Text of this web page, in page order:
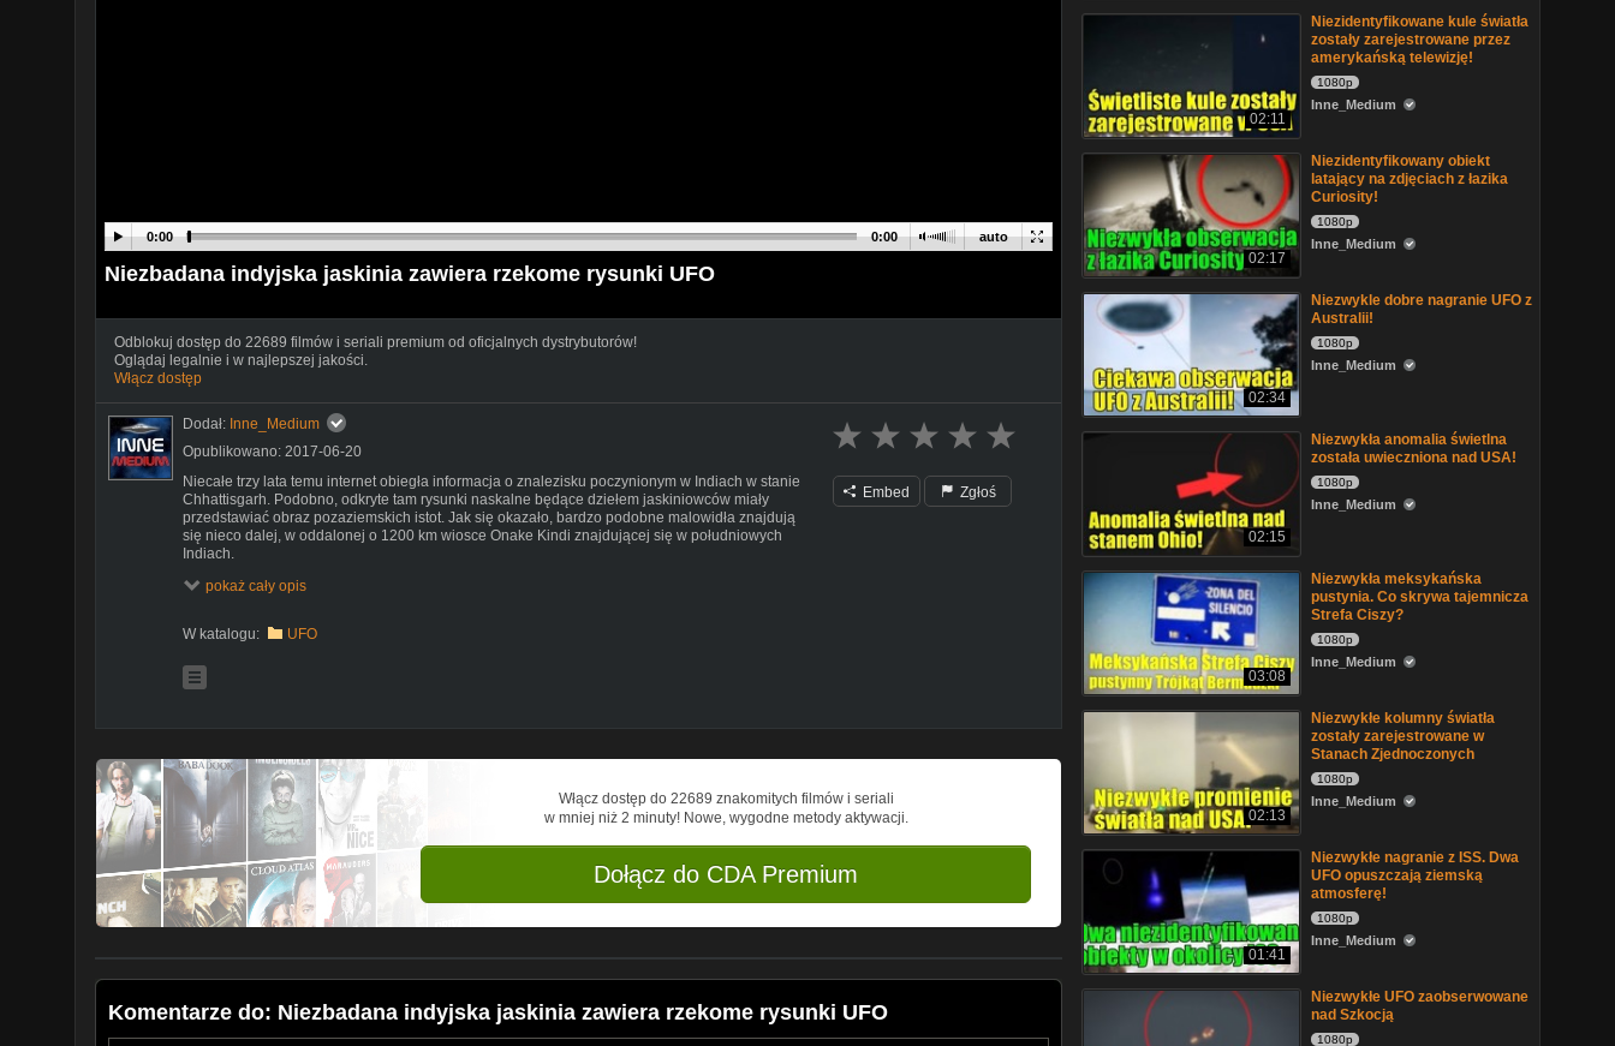
auto
0:00 0:00
Niezbadana indyjska jaskinia zawiera rzekome rysunki UFO
Odblokuj dostęp do 22689 filmów i seriali premium od oficjalnych dystrybutorów!
Oglądaj legalnie i w najlepszej jakości.
Włącz dostęp
Dodał: Inne_Medium
Opublikowano: 2017-06-20
Niecałe trzy lata temu internet obiegła informacja o znalezisku poczynionym w Indiach w stanie
Chhattisgarh. Podobno, odkryte tam rysunki naskalne będące dziełem jaskiniowców miały
przedstawiać obraz pozaziemskich istot. Jak się okazało, bardzo podobne malowidła znajdują
się nieco dalej, w oddalonej o 1200 km wiosce Onake Kindi znajdującej się w południowych
Indiach.
:::::::::::::::::::::::::::::::::::::::::::::::::::::::::::::::::::::::::::::::::::::::::::::::::::::::::::::::::::::::::::
http://innemedium.pl/wiadomosc/niezbadana-indyjska-jaskinia-zawiera-rzekome-rysunki-ufo
:::::::::::::::::::::::::::::::::::::::::::::::::::::::::::::::::::::::::::::::::::::::::::::::::::::::::::::::::::::::::::
Twitter:https://twitter.com/inneMedium
Snapchat:
https://www.snapchat.com/add/innemedium
::::::::::::::::::::::::::::::::::::::::::::::::::::::::::::::::::::::::::::::::::::::::::::::::::::::::::::::::::::::::::
MUZYKA:
Music by Kevin MacLeod.
Available under the Creative Commons Attribution 3.0 Unported license:
http://creativecommons.org/licenses/by/3.0/
Download link:https://incompetech.com/music/royalty-free/index.html?isrcUSUAN1500079
pokaż cały opis
W katalogu: UFO
Embed Zgłoś
Włącz dostęp do 22689 znakomitych filmów i seriali
w mniej niż 2 minuty! Nowe, wygodne metody aktywacji.
Dołącz do CDA Premium
Komentarze do: Niezbadana indyjska jaskinia zawiera rzekome rysunki UFO
02:11
Niezidentyfikowane kule światła
zostały zarejestrowane przez
amerykańską telewizję!
1080p
Inne_Medium
02:17
Niezidentyfikowany obiekt
latający na zdjęciach z łazika
Curiosity!
1080p
Inne_Medium
02:34
Niezwykle dobre nagranie UFO z
Australii!
1080p
Inne_Medium
02:15
Niezwykła anomalia świetlna
została uwieczniona nad USA!
1080p
Inne_Medium
03:08
Niezwykła meksykańska
pustynia. Co skrywa tajemnicza
Strefa Ciszy?
1080p
Inne_Medium
02:13
Niezwykłe kolumny światła
zostały zarejestrowane w
Stanach Zjednoczonych
1080p
Inne_Medium
01:41
Niezwykłe nagranie z ISS. Dwa
UFO opuszczają ziemską
atmosferę!
1080p
Inne_Medium
Niezwykłe UFO zaobserwowane
nad Szkocją
1080p